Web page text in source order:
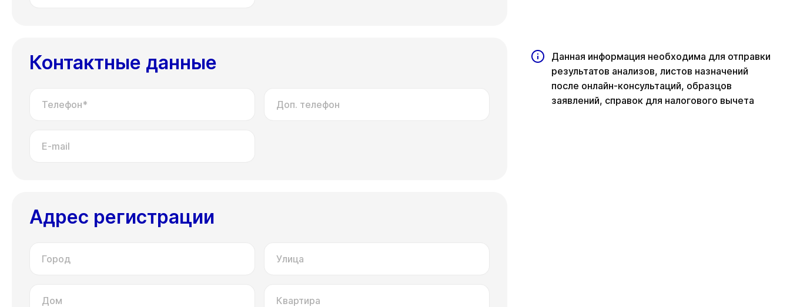
Контактные данные
Телефон* Доп. телефон
E-mail
Данная информация необходима для отправки
результатов анализов, листов назначений
после онлайн-консультаций, образцов
заявлений, справок для налогового вычета
Адрес регистрации
Город Улица
Дом Квартира